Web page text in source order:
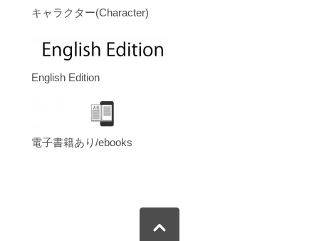
キャラクター(Character)
English Edition
電子書籍あり/ebooks